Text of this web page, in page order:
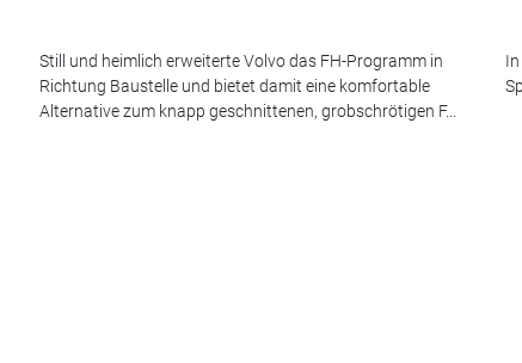
Still und heimlich erweiterte Volvo das FH-Programm in
Richtung Baustelle und bietet damit eine komfortable
Alternative zum knapp geschnittenen, grobschrötigen F...